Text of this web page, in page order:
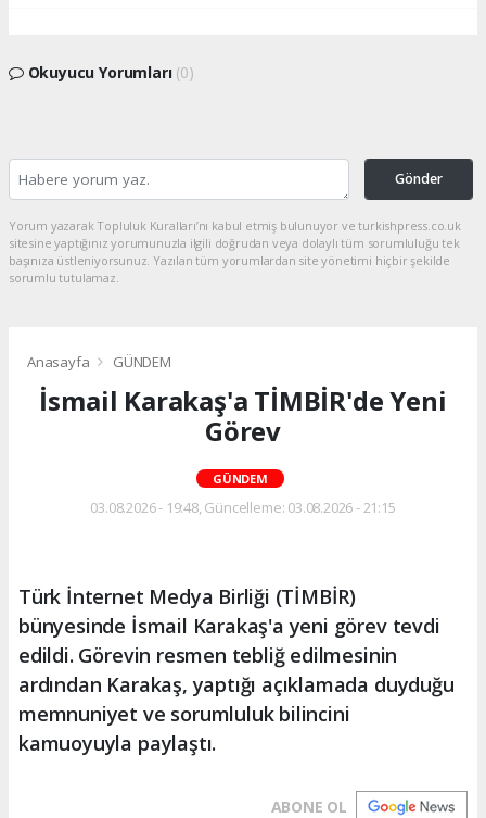
Okuyucu Yorumları (0)
Gönder
Yorum yazarak Topluluk Kuralları’nı kabul etmiş bulunuyor ve turkishpress.co.uk
sitesine yaptığınız yorumunuzla ilgili doğrudan veya dolaylı tüm sorumluluğu tek
başınıza üstleniyorsunuz. Yazılan tüm yorumlardan site yönetimi hiçbir şekilde
sorumlu tutulamaz.
Anasayfa GÜNDEM
İsmail Karakaş'a TİMBİR'de Yeni
Görev
GÜNDEM
03.08.2026 - 19:48, Güncelleme: 03.08.2026 - 21:15
Türk İnternet Medya Birliği (TİMBİR)
bünyesinde İsmail Karakaş'a yeni görev tevdi
edildi. Görevin resmen tebliğ edilmesinin
ardından Karakaş, yaptığı açıklamada duyduğu
memnuniyet ve sorumluluk bilincini
kamuoyuyla paylaştı.
ABONE OL